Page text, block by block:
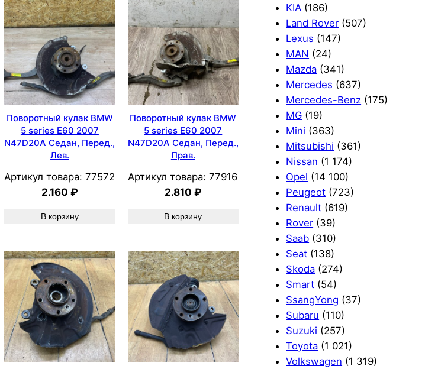
Поворотный кулак BMW
5 series E60 2007
N47D20A Седан, Перед.,
Лев.
Артикул товара: 77572
2.160 ₽
В корзину
Поворотный кулак BMW
5 series E60 2007
N47D20A Седан, Перед.,
Прав.
Артикул товара: 77916
2.810 ₽
В корзину
KIA (186)
Land Rover (507)
Lexus (147)
MAN (24)
Mazda (341)
Mercedes (637)
Mercedes-Benz (175)
MG (19)
Mini (363)
Mitsubishi (361)
Nissan (1 174)
Opel (14 100)
Peugeot (723)
Renault (619)
Rover (39)
Saab (310)
Seat (138)
Skoda (274)
Smart (54)
SsangYong (37)
Subaru (110)
Suzuki (257)
Toyota (1 021)
Volkswagen (1 319)